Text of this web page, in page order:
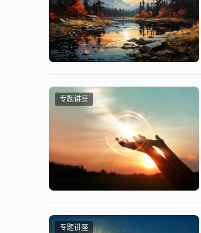
专题讲座
专题讲座